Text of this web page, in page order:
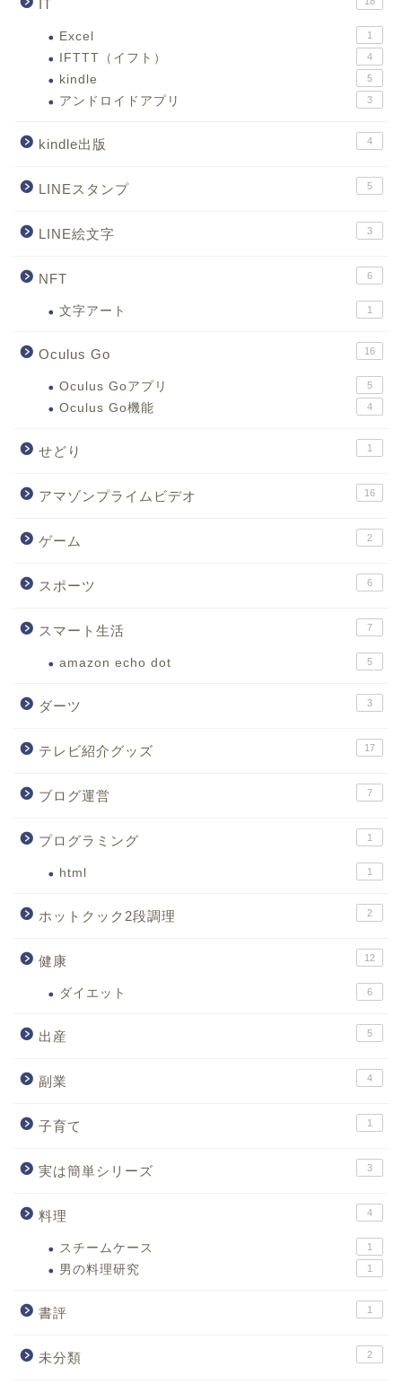
IT
Excel 1
IFTTT（イフト） 4
kindle 5
アンドロイドアプリ 3
kindle出版 4
LINEスタンプ 5
LINE絵文字 3
NFT 6
文字アート 1
Oculus Go 16
Oculus Goアプリ 5
Oculus Go機能 4
せどり 1
アマゾンプライムビデオ 16
ゲーム 2
スポーツ 6
スマート生活 7
amazon echo dot 5
ダーツ 3
テレビ紹介グッズ 17
ブログ運営 7
プログラミング 1
html 1
ホットクック2段調理 2
健康 12
ダイエット 6
出産 5
副業 4
子育て 1
実は簡単シリーズ 3
料理 4
スチームケース 1
男の料理研究 1
書評 1
未分類 2